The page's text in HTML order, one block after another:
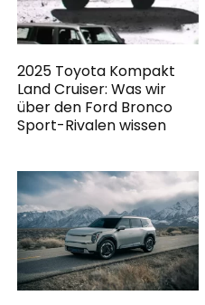
2025 Toyota Kompakt
Land Cruiser: Was wir
über den Ford Bronco
Sport-Rivalen wissen